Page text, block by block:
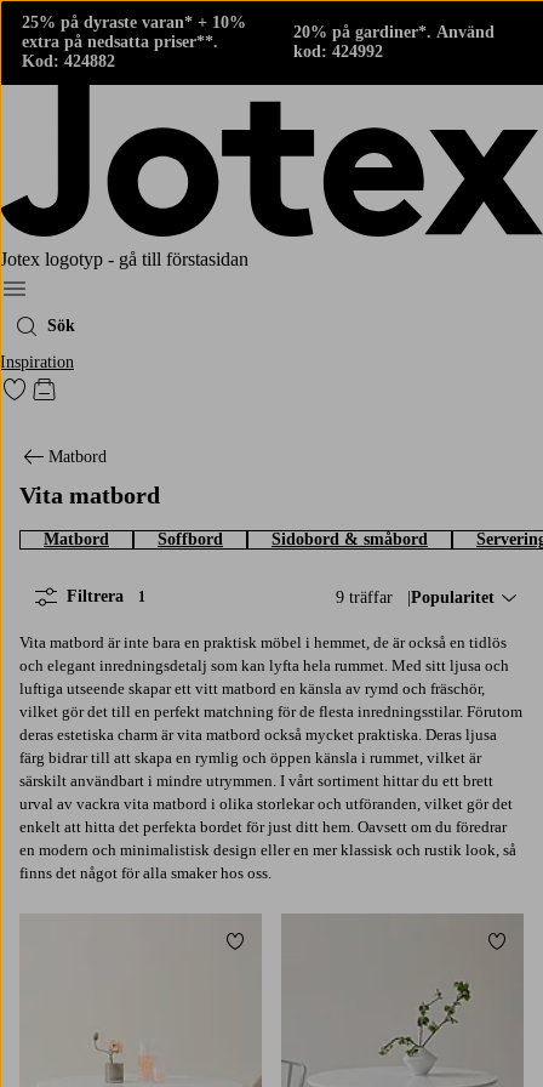
25% på dyraste varan* + 10%
extra på nedsatta priser**.
Kod: 424882
20% på gardiner*. Använd
kod: 424992
Jotex logotyp - gå till förstasidan
Meny
Sök
Inspiration
Gå till favoritmarkerade produkter
Gå till kundvagnen
Matbord
Vita matbord
Matbord Soffbord Sidobord & småbord
9 träffar Sortera på:
Popularitet
Filtrera 1
Vita matbord är inte bara en praktisk möbel i hemmet, de är också en tidlös
och elegant inredningsdetalj som kan lyfta hela rummet. Med sitt ljusa och
luftiga utseende skapar ett vitt matbord en känsla av rymd och fräschör,
vilket gör det till en perfekt matchning för de flesta inredningsstilar. Förutom
deras estetiska charm är vita matbord också mycket praktiska. Deras ljusa
färg bidrar till att skapa en rymlig och öppen känsla i rummet, vilket är
särskilt användbart i mindre utrymmen. I vårt sortiment hittar du ett brett
urval av vackra vita matbord i olika storlekar och utföranden, vilket gör det
enkelt att hitta det perfekta bordet för just ditt hem. Oavsett om du föredrar
en modern och minimalistisk design eller en mer klassisk och rustik look, så
finns det något för alla smaker hos oss.
Lägg till i favoriter Lägg